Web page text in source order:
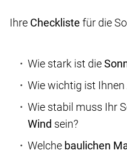
Ihre Checkliste für die
Wie stark ist die
Wie wichtig ist Ihnen
Wie stabil muss Ihr
Wind sein?
Welche baulichen